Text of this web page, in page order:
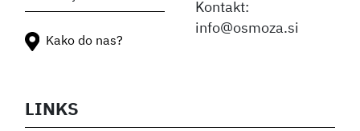
Kontakt:
info@osmoza.si
LINKS
Kako do nas?